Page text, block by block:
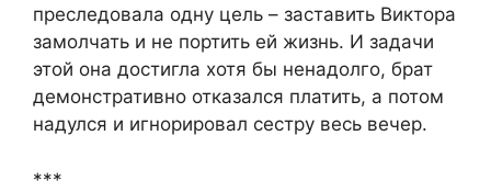
преследовала одну цель – заставить Виктора
замолчать и не портить ей жизнь. И задачи
этой она достигла хотя бы ненадолго, брат
демонстративно отказался платить, а потом
надулся и игнорировал сестру весь вечер.
***